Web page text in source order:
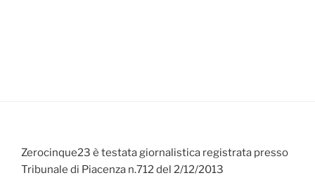
Zerocinque23 è testata giornalistica registrata presso
Tribunale di Piacenza n.712 del 2/12/2013